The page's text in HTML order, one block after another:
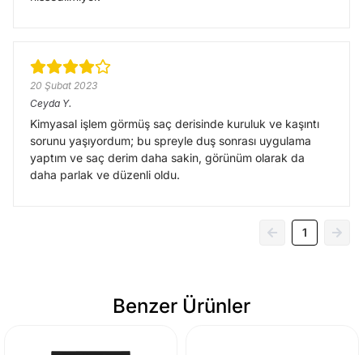
20 Şubat 2023
Ceyda Y.
Kimyasal işlem görmüş saç derisinde kuruluk ve kaşıntı
sorunu yaşıyordum; bu spreyle duş sonrası uygulama
yaptım ve saç derim daha sakin, görünüm olarak da
daha parlak ve düzenli oldu.
1
Benzer Ürünler